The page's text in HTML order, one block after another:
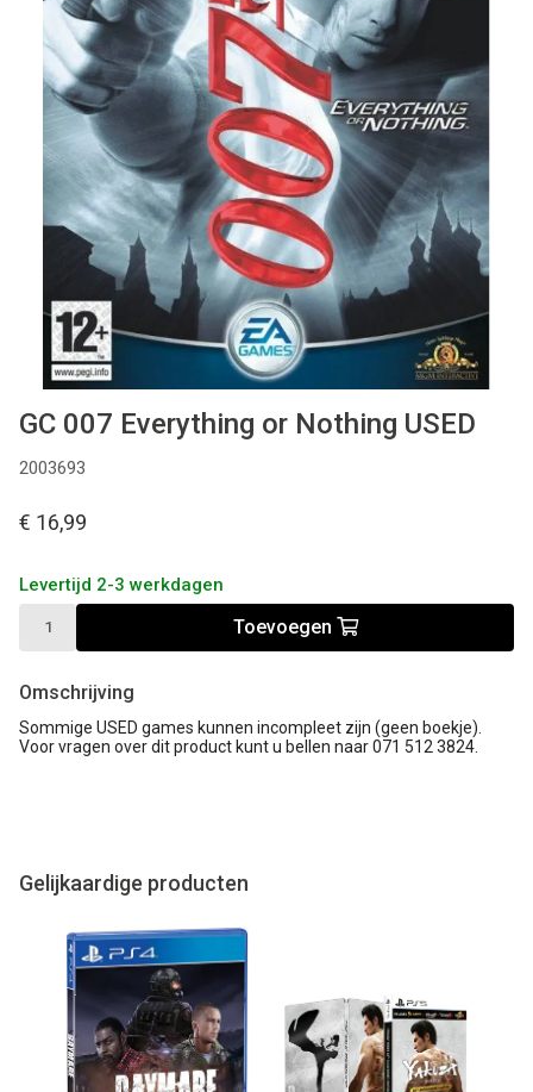
Xbox
Used
Accessoires
Board Games
Cadeaubon
Inkoop
GC 007 Everything or Nothing USED
2003693
€ 16,99
Levertijd 2-3 werkdagen
Toevoegen
Omschrijving
Sommige USED games kunnen incompleet zijn (geen boekje).
Voor vragen over dit product kunt u bellen naar 071 512 3824.
Gelijkaardige producten